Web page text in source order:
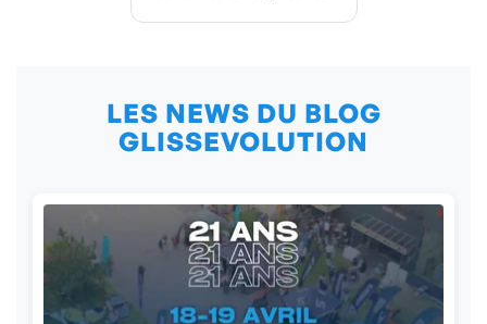
LES NEWS DU BLOG
GLISSEVOLUTION